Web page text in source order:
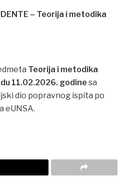
– Teorija i metodika
Teorija i metodika
11.02.2026. godine sa
dio popravnog ispita po
eUNSA.